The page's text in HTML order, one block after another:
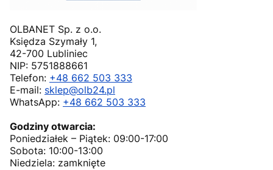
OLBANET Sp. z o.o.
Księdza Szymały 1,
42-700 Lubliniec
NIP: 5751888661
Telefon: +48 662 503 333
E-mail: sklep@olb24.pl
WhatsApp: +48 662 503 333
Godziny otwarcia:
Poniedziałek – Piątek: 09:00-17:00
Sobota: 10:00-13:00
Niedziela: zamknięte